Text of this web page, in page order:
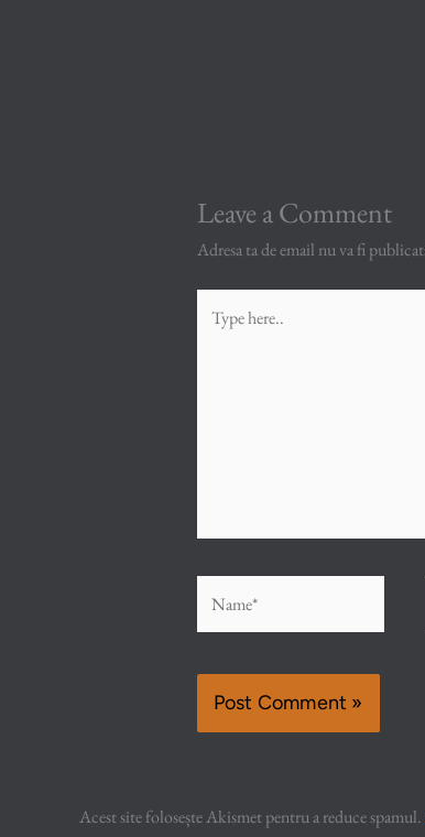
Leave a Comment
Adresa ta de email nu va fi
here..
Acest site folosește Akismet pentru a reduce spamul.